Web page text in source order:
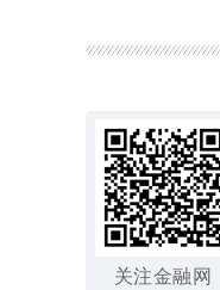
关注金融网